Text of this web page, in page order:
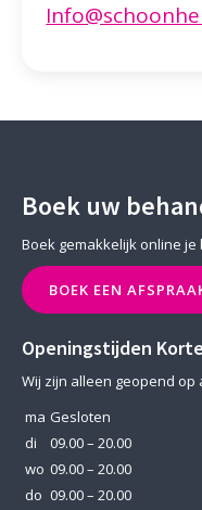
Boek uw
Boek gemakkelijk online
BOEK EEN
Openingstijden
Wij zijn alleen geopend op
ma Gesloten
di
09.00 – 20.00
wo 09.00 – 20.00
do 09.00 – 20.00